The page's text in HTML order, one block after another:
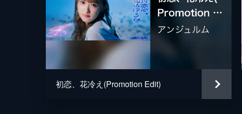
初恋、花冷え(Promotion Edit)